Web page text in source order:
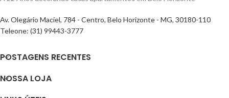
Av. Olegário Maciel, 784 - Centro, Belo Horizonte - MG, 30180-110
Teleone: (31) 99443-3777
POSTAGENS RECENTES
NOSSA LOJA